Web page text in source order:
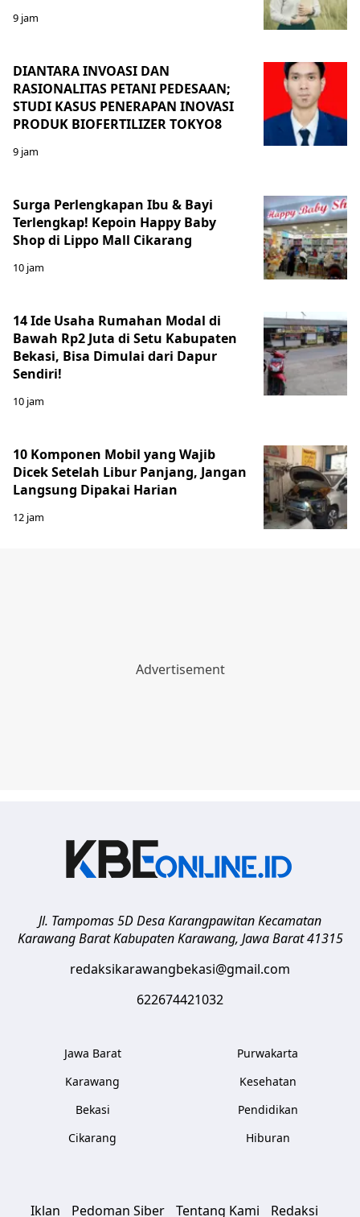
9 jam
DIANTARA INVOASI DAN
RASIONALITAS PETANI PEDESAAN;
STUDI KASUS PENERAPAN INOVASI
PRODUK BIOFERTILIZER TOKYO8
9 jam
Surga Perlengkapan Ibu & Bayi
Terlengkap! Kepoin Happy Baby
Shop di Lippo Mall Cikarang
10 jam
14 Ide Usaha Rumahan Modal di
Bawah Rp2 Juta di Setu Kabupaten
Bekasi, Bisa Dimulai dari Dapur
Sendiri!
10 jam
10 Komponen Mobil yang Wajib
Dicek Setelah Libur Panjang, Jangan
Langsung Dipakai Harian
12 jam
Jl. Tampomas 5D Desa Karangpawitan Kecamatan
Karawang Barat Kabupaten Karawang, Jawa Barat 41315
redaksikarawangbekasi@gmail.com
622674421032
Jawa Barat
Karawang
Bekasi
Cikarang
Purwakarta
Kesehatan
Pendidikan
Hiburan
Iklan Pedoman Siber Tentang Kami Redaksi